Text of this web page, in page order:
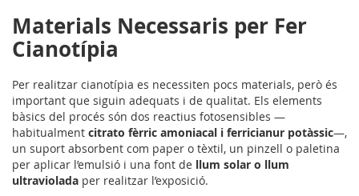
Materials Necessaris per Fer
Cianotípia
Per realitzar cianotípia es necessiten pocs materials, però és
important que siguin adequats i de qualitat. Els elements
bàsics del procés són dos reactius fotosensibles —
habitualment citrato fèrric amoniacal i ferricianur potàssic—,
un suport absorbent com paper o tèxtil, un pinzell o paletina
per aplicar l’emulsió i una font de llum solar o llum
ultraviolada per realitzar l’exposició.